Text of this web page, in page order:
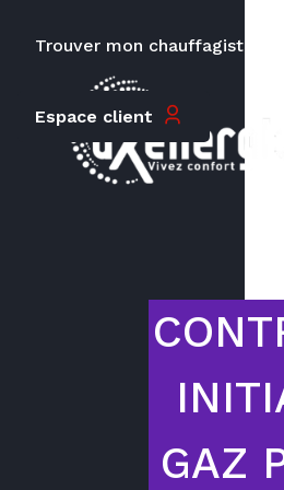
Trouver mon chauffagiste
Espace client
GAZ